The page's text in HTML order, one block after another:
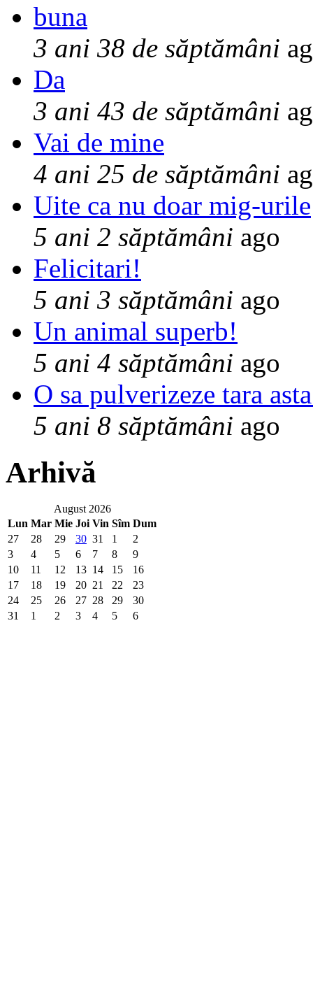
buna
3 ani 38 de săptămâni
Da
3 ani 43 de săptămâni
Vai de mine
4 ani 25 de săptămâni
Uite ca nu doar mig-urile
5 ani 2 săptămâni ago
Felicitari!
5 ani 3 săptămâni ago
Un animal superb!
5 ani 4 săptămâni ago
O sa pulverizeze tara
5 ani 8 săptămâni ago
Arhivă
August 2026
Lun Mar Mie Joi Vin Sîm Dum
27
28 29 30 31 1
2
3
4 5 6 7 8
9
10
11 12 13 14 15
16
17
18 19 20 21 22
23
24
25 26 27 28 29
30
31
1 2 3 4 5 6